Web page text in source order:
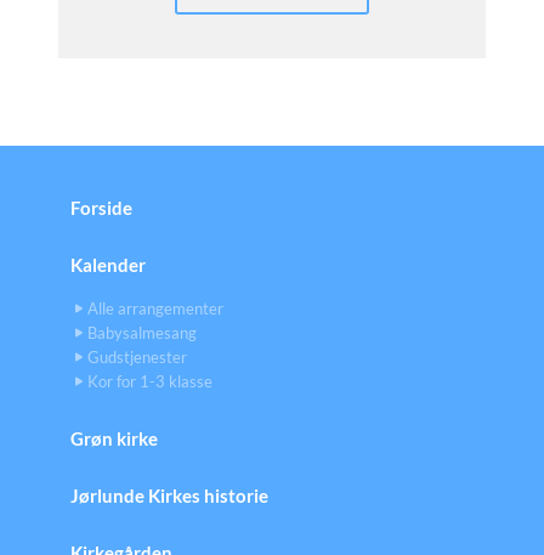
Forside
Kalender
Alle arrangementer
Babysalmesang
Gudstjenester
Kor for 1-3 klasse
Grøn kirke
Jørlunde Kirkes historie